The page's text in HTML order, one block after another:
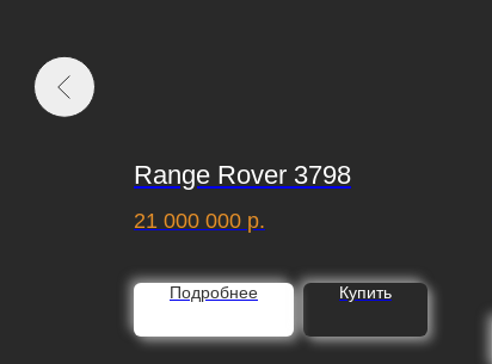
Range Rover 3798
21 000 000 р.
Подробнее Купить